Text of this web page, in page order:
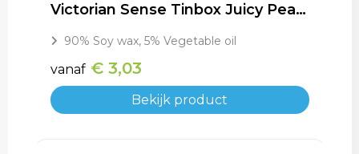
Victorian Sense Tinbox Juicy Peach geurkaars
90% Soy wax, 5% Vegetable oil
vanaf € 3,03
Bekijk product